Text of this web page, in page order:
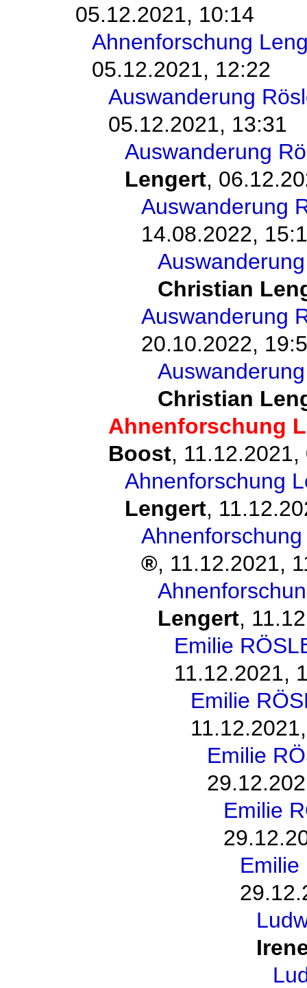
05.12.2021, 10:14
Ahnenforschung
05.12.2021, 12:22
Auswanderung
05.12.2021, 13:31
Auswanderung
Lengert,
Auswanderung
14.08.2022,
Christian
Auswanderung
20.10.2022,
Christian
Ahnenforschung
Boost, 11.12.2021,
Ahnenforschung
Lengert,
, 11.12.2021,
Lengert,
Emilie
11.12.2021,
Emilie
Emilie
Emilie
Emilie